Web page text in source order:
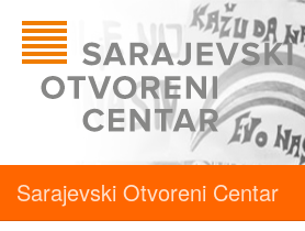
Sarajevski Otvoreni Centar